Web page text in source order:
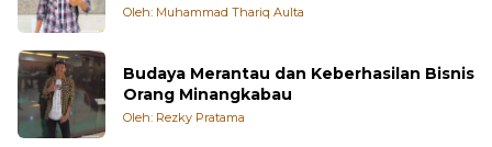
Oleh: Muhammad Thariq Aulta
Budaya Merantau dan Keberhasilan Bisnis
Orang Minangkabau
Oleh: Rezky Pratama